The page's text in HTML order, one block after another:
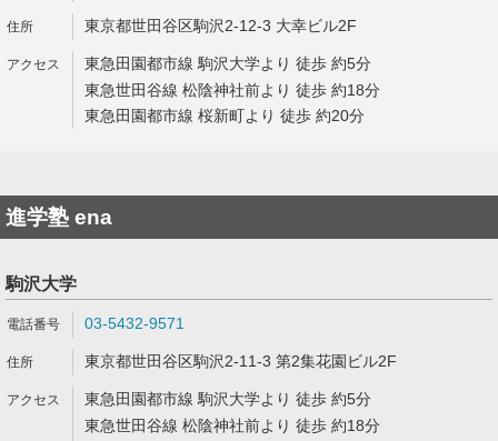
東京都世田谷区駒沢2-12-3 大幸ビル2F
東急田園都市線 駒沢大学より 徒歩 約5分
東急世田谷線 松陰神社前より 徒歩 約18分
東急田園都市線 桜新町より 徒歩 約20分
進学塾 ena
駒沢大学
03-5432-9571
東京都世田谷区駒沢2-11-3 第2集花園ビル2F
東急田園都市線 駒沢大学より 徒歩 約5分
東急世田谷線 松陰神社前より 徒歩 約18分